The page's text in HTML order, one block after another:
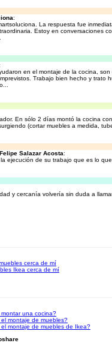
:
La respuesta fue
Estoy en conversaciones
en el montaje de la cocina, son
Trabajo bien hecho y trato
En sólo 2 días montó la cocina
(cortar muebles a medida,
Salazar Acosta:
ejecución de su trabajo que es lo
y cercanía volvería sin duda a
cerca de mí
Ikea cerca de mí
una cocina?
montaje de muebles?
montaje de muebles de Ikea?